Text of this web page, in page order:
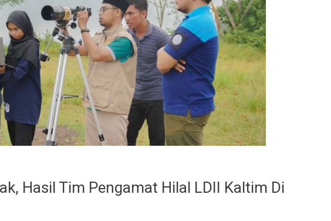
Hasil Tim Pengamat Hilal LDII Kaltim Di